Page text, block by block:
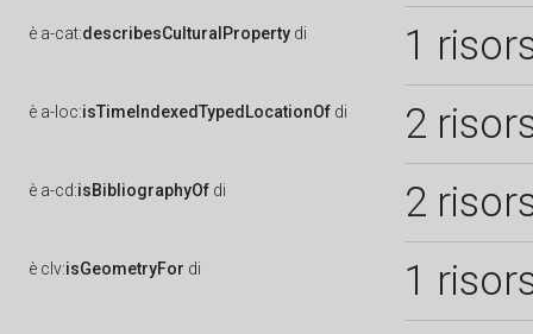
è a-cat:describesCulturalProperty di 1
è a-loc:isTimeIndexedTypedLocationOf di 2
è a-cd:isBibliographyOf di 2
è clv:isGeometryFor di 1